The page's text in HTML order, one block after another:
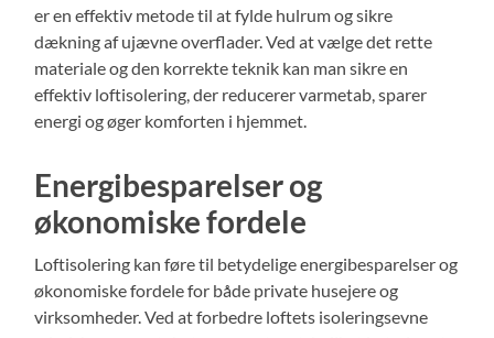
er en effektiv metode til at fylde hulrum og sikre
dækning af ujævne overflader. Ved at vælge det rette
materiale og den korrekte teknik kan man sikre en
effektiv loftisolering, der reducerer varmetab, sparer
energi og øger komforten i hjemmet.
Energibesparelser og
økonomiske fordele
Loftisolering kan føre til betydelige energibesparelser og
økonomiske fordele for både private husejere og
virksomheder. Ved at forbedre loftets isoleringsevne